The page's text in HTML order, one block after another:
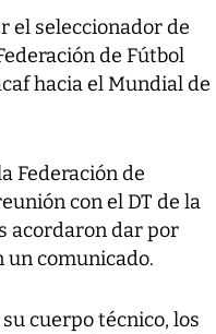
el seleccionador de
de Fútbol
hacia el Mundial de
Federación de
con el DT de la
acordaron dar por
un comunicado.
cuerpo técnico, los